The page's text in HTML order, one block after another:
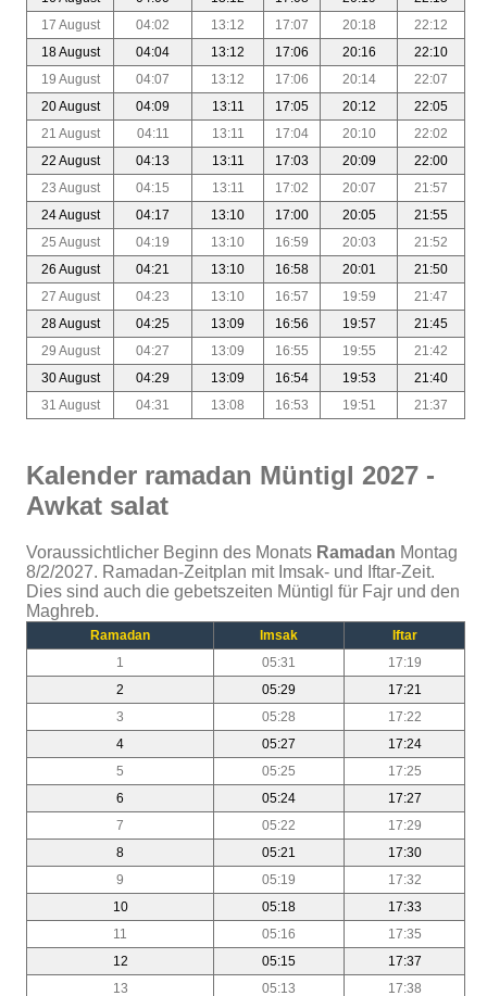
17 August
04:02 13:12 17:07 20:18
22:12
18 August
04:04 13:12 17:06 20:16
22:10
19 August
04:07 13:12 17:06 20:14
22:07
20 August
04:09 13:11 17:05 20:12
22:05
21 August
04:11 13:11 17:04 20:10
22:02
22 August
04:13 13:11 17:03 20:09
22:00
23 August
04:15 13:11 17:02 20:07
21:57
24 August
04:17 13:10 17:00 20:05
21:55
25 August
04:19 13:10 16:59 20:03
21:52
26 August
04:21 13:10 16:58 20:01
21:50
27 August
04:23 13:10 16:57 19:59
21:47
28 August
04:25 13:09 16:56 19:57
21:45
29 August
04:27 13:09 16:55 19:55
21:42
30 August
04:29 13:09 16:54 19:53
21:40
31 August
04:31 13:08 16:53 19:51 21:37
Kalender ramadan Müntigl 2027 -
Awkat salat
Voraussichtlicher Beginn des Monats Ramadan Montag
8/2/2027. Ramadan-Zeitplan mit Imsak- und Iftar-Zeit.
Dies sind auch die gebetszeiten Müntigl für Fajr und den
Maghreb.
Ramadan Imsak
Iftar
1
05:31
17:19
2
05:29
17:21
3
05:28
17:22
4
05:27
17:24
5
05:25
17:25
6
05:24
17:27
7
05:22
17:29
8
05:21
17:30
9
05:19
17:32
10
05:18
17:33
11
05:16
17:35
12
05:15
17:37
13
05:13
17:38